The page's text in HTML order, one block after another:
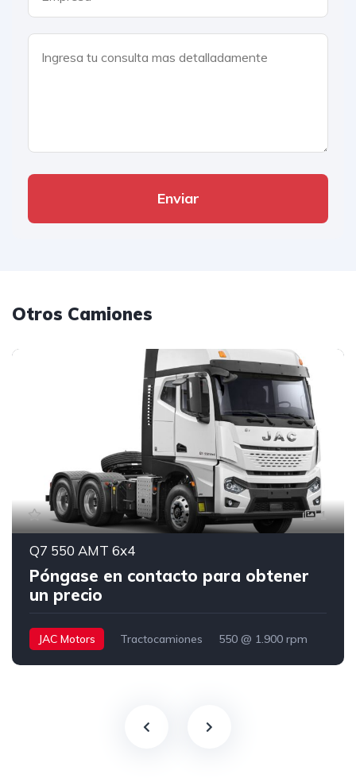
Enviar
Otros Camiones
1
Q7 550 AMT 6x4
Póngase en contacto para obtener
un precio
JAC Motors Tractocamiones 550 @ 1.900 rpm